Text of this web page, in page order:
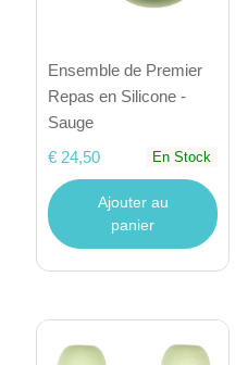
Ensemble de Premier
Repas en Silicone -
Sauge
€ 24,50
En Stock
Ajouter au
panier